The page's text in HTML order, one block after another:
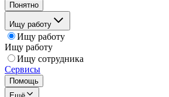
Понятно
Ищу работу
Ищу работу
Ищу работу
Ищу сотрудника
Сервисы
Помощь